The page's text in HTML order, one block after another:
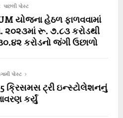
પાછલી પોસ્ટ
યોજના હેઠળ ફાળવવામાં
૨૦૨૩માં રૂ. ૭.૮૩ કરોડથી
કરોડનો જંગી ઉછાળો
પોસ્ટ
ક્રિસમસ ટ્રી ઇન્સ્ટોલેશનનું
કર્યું